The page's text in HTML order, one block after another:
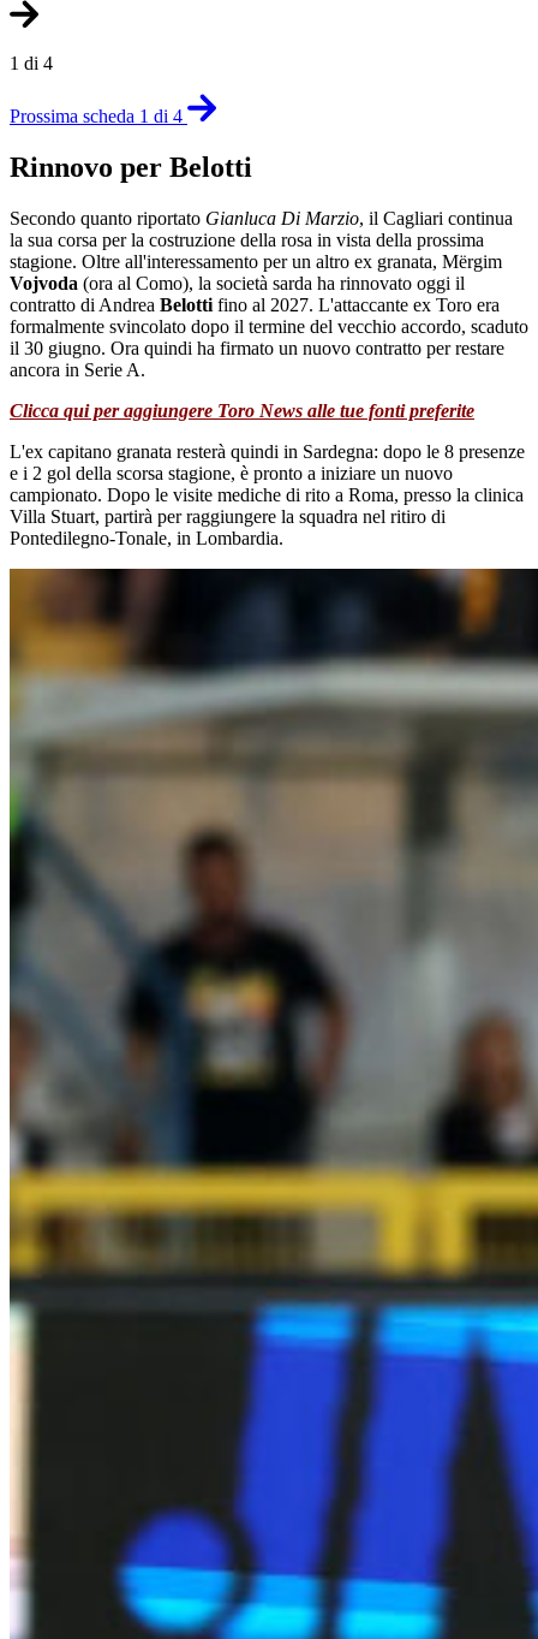
1 di 4
Prossima scheda 1 di 4
Rinnovo per Belotti
Secondo quanto riportato Gianluca Di Marzio, il Cagliari continua
la sua corsa per la costruzione della rosa in vista della prossima
stagione. Oltre all'interessamento per un altro ex granata, Mërgim
Vojvoda (ora al Como), la società sarda ha rinnovato oggi il
contratto di Andrea Belotti fino al 2027. L'attaccante ex Toro era
formalmente svincolato dopo il termine del vecchio accordo, scaduto
il 30 giugno. Ora quindi ha firmato un nuovo contratto per restare
ancora in Serie A.
Clicca qui per aggiungere Toro News alle tue fonti preferite
L'ex capitano granata resterà quindi in Sardegna: dopo le 8 presenze
e i 2 gol della scorsa stagione, è pronto a iniziare un nuovo
campionato. Dopo le visite mediche di rito a Roma, presso la clinica
Villa Stuart, partirà per raggiungere la squadra nel ritiro di
Pontedilegno-Tonale, in Lombardia.